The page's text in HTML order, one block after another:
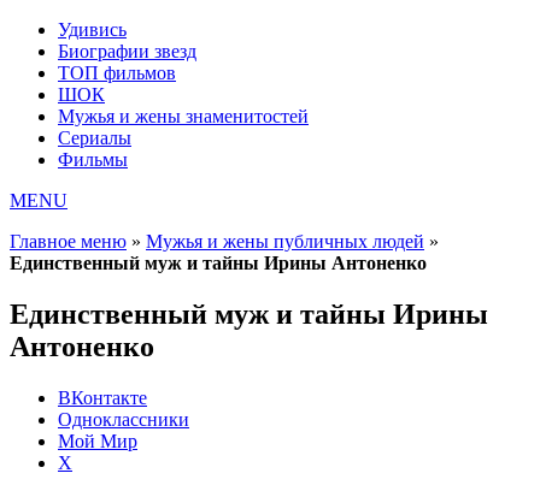
Удивись
Биографии звезд
ТОП фильмов
ШОК
Мужья и жены знаменитостей
Сериалы
Фильмы
MENU
Главное меню » Мужья и жены публичных людей »
Единственный муж и тайны Ирины Антоненко
Единственный муж и тайны Ирины
Антоненко
ВКонтакте
Одноклассники
Мой Мир
X